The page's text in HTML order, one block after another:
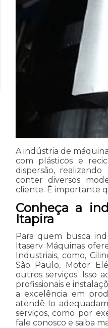
A indústria de
com plásticos e
dispersão,
conter diversos
cliente. É importante
Conheça a
Itapira
Para quem busca
Itaserv Máquinas
Industriais, como,
São Paulo, Motor
outros serviços. Isso
profissionais e
a excelência em
atendê-lo
serviços, como por
fale conosco e saiba